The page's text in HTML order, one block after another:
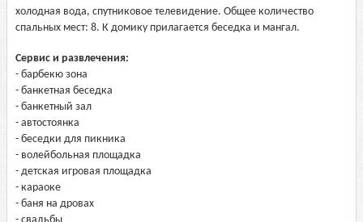
холодная вода, спутниковое телевидение. Общее количество
спальных мест: 8. К домику прилагается беседка и мангал.
Сервис и развлечения:
- барбекю зона
- банкетная беседка
- банкетный зал
- автостоянка
- беседки для пикника
- волейбольная площадка
- детская игровая площадка
- караоке
- баня на дровах